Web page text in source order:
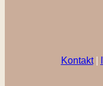
Kontakt|